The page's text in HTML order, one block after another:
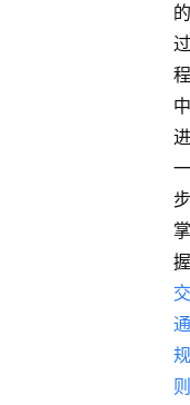
的
过
程
中
进
一
步
掌
握
交
通
规
则